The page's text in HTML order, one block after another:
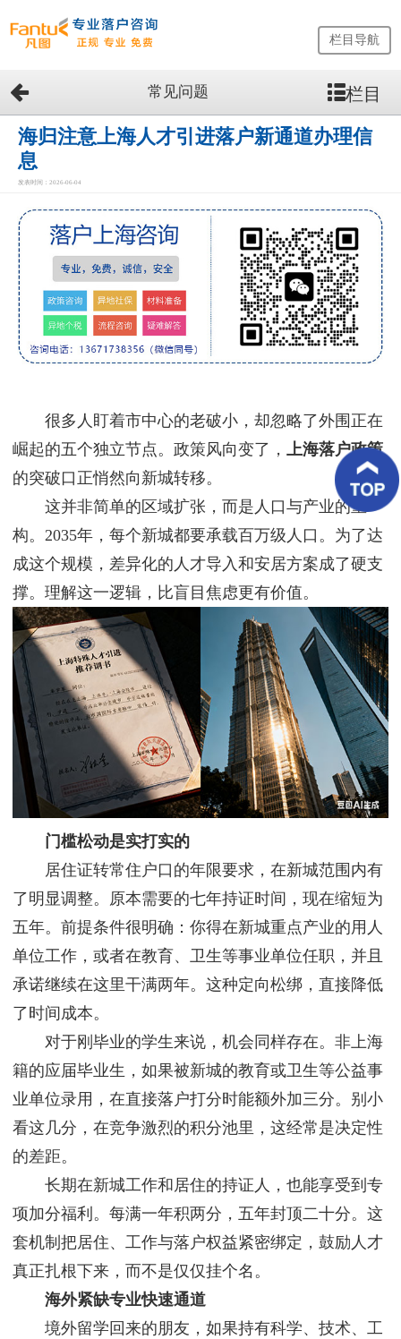
网
站
首
页
留
生
务
优
案
好
评
新
闻
资
讯
联
系
我
们
栏目导航
常见问题 栏目
海归注意上海人才引进落户新通道办理信
息
发表时间：2026-06-04
很多人盯着市中心的老破小，却忽略了外围正在
崛起的五个独立节点。政策风向变了， 上海落户政策
的突破口正悄然向新城转移。
这并非简单的区域扩张，而是人口与产业的重
构。2035年，每个新城都要承载百万级人口。为了达
成这个规模，差异化的人才导入和安居方案成了硬支
撑。理解这一逻辑，比盲目焦虑更有价值。
门槛松动是实打实的
居住证转常住户口的年限要求，在新城范围内有
了明显调整。原本需要的七年持证时间，现在缩短为
五年。前提条件很明确：你得在新城重点产业的用人
单位工作，或者在教育、卫生等事业单位任职，并且
承诺继续在这里干满两年。这种定向松绑，直接降低
了时间成本。
对于刚毕业的学生来说，机会同样存在。非上海
籍的应届毕业生，如果被新城的教育或卫生等公益事
业单位录用，在直接落户打分时能额外加三分。别小
看这几分，在竞争激烈的积分池里，这经常是决定性
的差距。
长期在新城工作和居住的持证人，也能享受到专
项加分福利。每满一年积两分，五年封顶二十分。这
套机制把居住、工作与落户权益紧密绑定，鼓励人才
真正扎根下来，而不是仅仅挂个名。
海外紧缺专业快速通道
境外留学回来的朋友，如果持有科学、技术、工